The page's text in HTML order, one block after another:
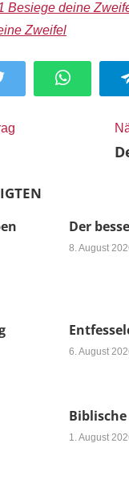
Besiege deine
Zweifel
Twitter WhatsApp
Der
8. August
6. August
1. August